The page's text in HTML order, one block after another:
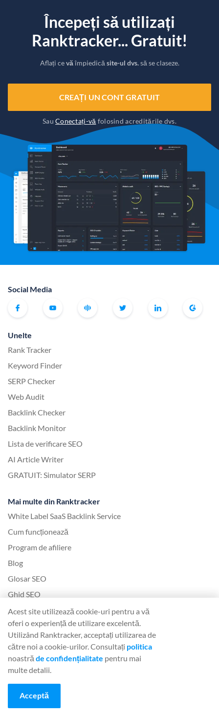
Începeți să utilizați
Ranktracker... Gratuit!
Aflați cevăîmpiedică site-ul dvs.să se claseze.
CREAȚI UN CONT GRATUIT
SauConectați-vă folosind acreditările dvs.
Social Media
Unelte
Rank Tracker
Keyword Finder
SERP Checker
Web Audit
Backlink Checker
Backlink Monitor
Lista de verificare SEO
AI Article Writer
GRATUIT: Simulator SERP
Mai multe din Ranktracker
White Label SaaS Backlink Service
Cum funcționează
Program de afiliere
Blog
Glosar SEO
Ghid SEO
Instrumente SEO gratuite
Acord de guest post
Istoricul actualizărilor algoritmului Google
Legal
Termeni și condiții
Politica de confidențialitate
Acest site utilizează cookie-uri pentru a vă
oferi o experiență de utilizare excelentă.
Utilizând Ranktracker, acceptați utilizarea de
către noi a cookie-urilor. Consultați politica
noastră de confidențialitate pentru mai
multe detalii.
Acceptă